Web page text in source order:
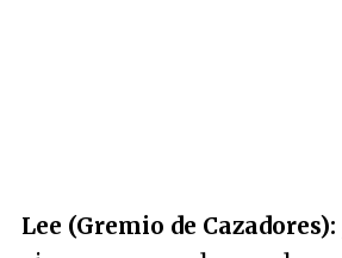
Lee (Gremio de Cazadores):